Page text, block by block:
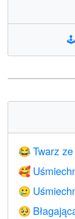
🕹️
😂 Twarz
🥰
🥲
🥺